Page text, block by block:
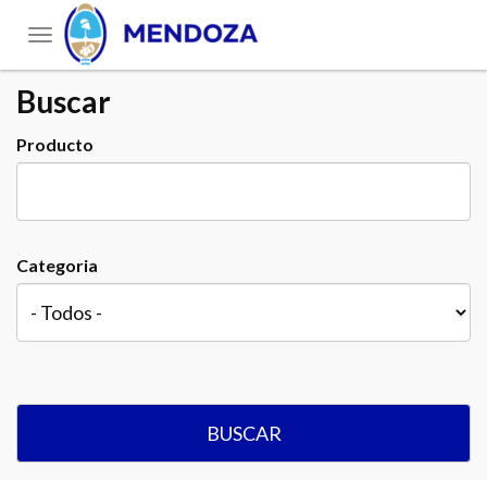
Toggle
navigation
Buscar
Producto
Categoria
BUSCAR